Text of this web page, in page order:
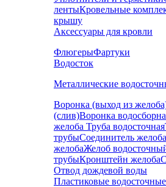
лентыКровельные
крышу
Аксессуары для кровли
ФлюгерыФартуки
Водосток
Металлические
Воронка (выход из
(слив)Воронка
желоба Труба водосточная
трубыСоединитель желоба
желобаЖелоб
трубыКронштейн желоба
Отвод дождевой воды
Пластиковые